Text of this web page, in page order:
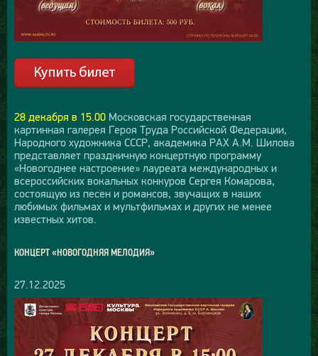
28 декабря в 15.00 Московская государственная
картинная галерея Героя Труда Российской Федерации,
Народного художника СССР, академика РАХ А.М. Шилова
представляет праздничную концертную программу
«Новогоднее настроение» лауреата международных и
всероссийских вокальных конкуров Сергея Комарова,
состоящую из песен и романсов, звучащих в наших
любимых фильмах и мультфильмах и других не менее
известных хитов.
КОНЦЕРТ «НОВОГОДНЯЯ МЕЛОДИЯ»
27.12.2025